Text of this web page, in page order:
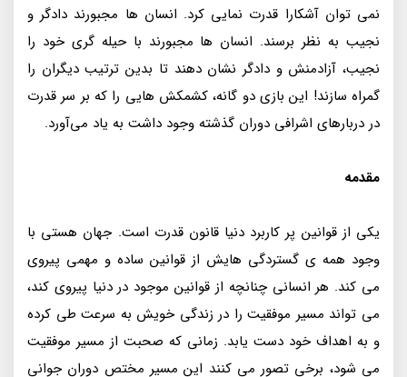
نمى‌ توان آشكارا قدرت‌ نمايى كرد. انسان‌ ها مجبورند دادگر و
نجيب به‌ نظر برسند. انسان‌ ها مجبورند با حيله‌ گرى خود را
نجيب، آزادمنش و دادگر نشان دهند تا بدين‌ ترتيب ديگران را
گمراه سازند! اين بازى دو گانه، كشمكش‌ هايى را كه بر سر قدرت
در دربارهاى اشرافى دوران گذشته وجود داشت به ياد مى‌آورد.
مقدمه
یکی از قوانین پر کاربرد دنیا قانون قدرت است. جهان هستی با
وجود همه ی گستردگی هایش از قوانین ساده و مهمی پیروی
می کند. هر انسانی چنانچه از قوانین موجود در دنیا پیروی کند،
می تواند مسیر موفقیت را در زندگی خویش به سرعت طی کرده
و به اهداف خود دست یابد. زمانی که صحبت از مسیر موفقیت
می شود، برخی تصور می کنند این مسیر مختص دوران جوانی